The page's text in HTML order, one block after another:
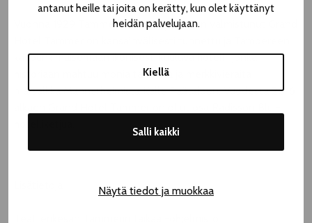
antanut heille tai joita on kerätty, kun olet käyttänyt
heidän palvelujaan.
Kiellä
Salli kaikki
Näytä tiedot ja muokkaa
Vuonna 1929 Tammerkosken kupeeseen valmistunut Grand
kaupunkimaisemaan ikonisesti kuuluva hotelli, jonka
historiaan mahtuu monia tarinoita ja merkkivieraita
marsalkka Mannerheimista Kalle Päätaloon. Vuodesta 2016